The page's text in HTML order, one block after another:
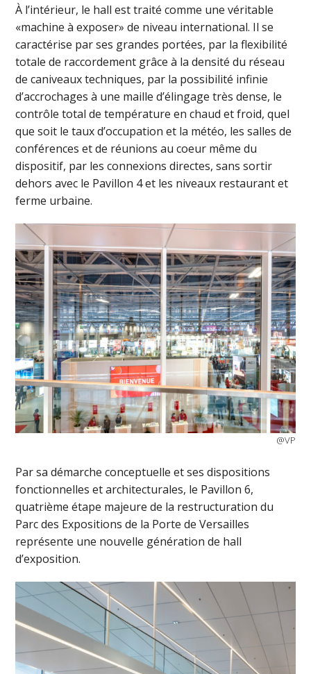
À l’intérieur, le hall est traité comme une véritable
«machine à exposer» de niveau international. Il se
caractérise par ses grandes portées, par la flexibilité
totale de raccordement grâce à la densité du réseau
de caniveaux techniques, par la possibilité infinie
d’accrochages à une maille d’élingage très dense, le
contrôle total de température en chaud et froid, quel
que soit le taux d’occupation et la météo, les salles de
conférences et de réunions au coeur même du
dispositif, par les connexions directes, sans sortir
dehors avec le Pavillon 4 et les niveaux restaurant et
ferme urbaine.
@VP
Par sa démarche conceptuelle et ses dispositions
fonctionnelles et architecturales, le Pavillon 6,
quatrième étape majeure de la restructuration du
Parc des Expositions de la Porte de Versailles
représente une nouvelle génération de hall
d’exposition.